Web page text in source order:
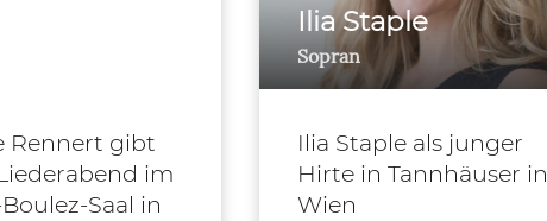
Rennert gibt
im
Saal in
Ilia Staple
Sopran
Ilia Staple als junger
Hirte in Tannhäuser in
Wien